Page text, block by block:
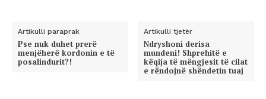
Artikulli paraprak
Pse nuk duhet prerë
menjëherë kordonin e të
posalindurit?!
Artikulli tjetër
Ndryshoni derisa
mundeni! Shprehitë e
këqija të mëngjesit të cilat
e rëndojnë shëndetin tuaj